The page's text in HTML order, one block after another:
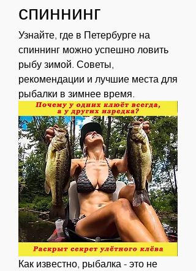
спиннинг
Узнайте, где в Петербурге на
спиннинг можно успешно ловить
рыбу зимой. Советы,
рекомендации и лучшие места для
рыбалки в зимнее время.
Как известно, рыбалка - это не